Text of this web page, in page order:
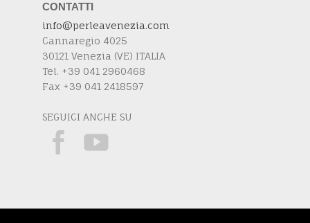
CONTATTI
info@perleavenezia.com
Cannaregio 4025
30121 Venezia (VE) ITALIA
Tel. +39 041 2960468
Fax +39 041 2418597
SEGUICI ANCHE SU